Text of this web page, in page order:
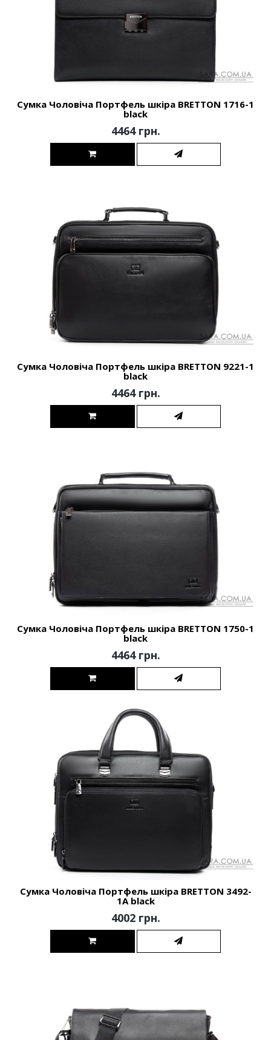
Сумка Чоловіча Портфель шкіра BRETTON 1716-1
black
4464 грн.
Сумка Чоловіча Портфель шкіра BRETTON 9221-1
black
4464 грн.
Сумка Чоловіча Портфель шкіра BRETTON 1750-1
black
4464 грн.
Сумка Чоловіча Портфель шкіра BRETTON 3492-
1A black
4002 грн.